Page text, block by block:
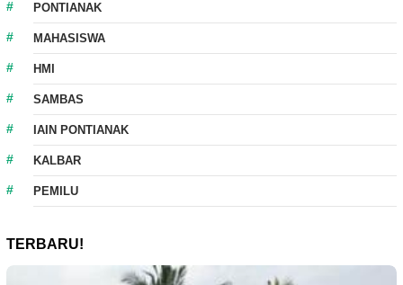
PONTIANAK
MAHASISWA
HMI
SAMBAS
IAIN PONTIANAK
KALBAR
PEMILU
TERBARU!